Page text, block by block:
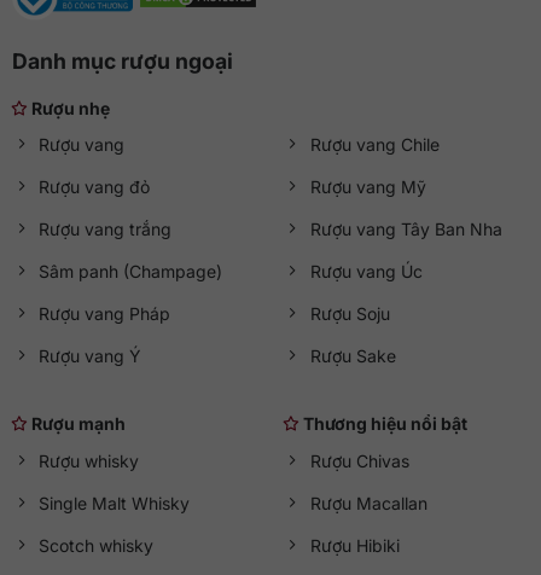
vào bộ sưu tập của người yêu vang.
TạiQKAWine, bạn có thể tìm thấy các dòng
và danh mục sản phẩm được chọn lọc kỹ lưỡng. Nếu bạn
đang muốn sở hữu một chai Amarone ấn tượng cả về hương
QKAWine .
Danh mục rượu ngoại
Rượu nhẹ
Rượu vang
Rượu vang đỏ
Rượu vang trắng
Sâm panh (Champage)
Rượu vang Pháp
Rượu vang Ý
Rượu vang Chile
Rượu vang Mỹ
Rượu vang Tây Ban Nha
Rượu vang Úc
Rượu Soju
Rượu Sake
Rượu mạnh
Rượu whisky
Single Malt Whisky
Scotch whisky
Thương hiệu nổi bật
Rượu Chivas
Rượu Macallan
Rượu Hibiki